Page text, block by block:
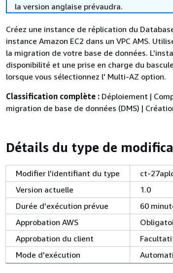
la version anglaise prévaudra.
Créez une instance de réplication du
instance Amazon EC2 dans un VPC AMS.
la migration de votre base de données.
disponibilité et une prise en charge du
lorsque vous sélectionnez l' Multi-AZ option.
Classification complète : Déploiement |
migration de base de données (DMS) |
Détails du type de
Modifier l'identifiant du type
ct-
Version actuelle
1.0
Durée d'exécution prévue
60
Approbation AWS
Approbation du client
Mode d'exécution